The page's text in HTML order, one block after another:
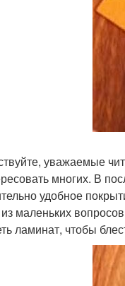
уважаемые
многих. В
удобное
маленьких
ламинат, чтобы